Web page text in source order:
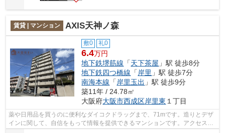
賃貸 | マンション AXIS天神ノ森
敷0 礼0
6.4万円
地下鉄堺筋線 「天下茶屋 」駅 徒歩8分
地下鉄四つ橋線 「 岸里 」駅 徒歩7分
南海本線 「 岸里玉出 」駅 徒歩9分
築11年 / 24.78㎡
大阪府大阪市西成区岸里東 １丁目
薬や日用品を買うのに便利なダイコクドラッグまで、71mです。造りとデザ
インに関して、自信をもって情報を提供できるマンションです。アクセスの